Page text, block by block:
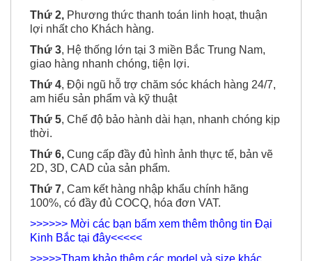
Thứ 2, Phương thức thanh toán linh hoạt, thuận
lợi nhất cho Khách hàng.
Thứ 3, Hệ thống lớn tại 3 miền Bắc Trung Nam,
giao hàng nhanh chóng, tiện lợi.
Thứ 4, Đội ngũ hỗ trợ chăm sóc khách hàng 24/7,
am hiểu sản phẩm và kỹ thuật
Thứ 5, Chế độ bảo hành dài hạn, nhanh chóng kịp
thời.
Thứ 6, Cung cấp đầy đủ hình ảnh thực tế, bản vẽ
2D, 3D, CAD của sản phẩm.
Thứ 7, Cam kết hàng nhập khẩu chính hãng
100%, có đầy đủ COCQ, hóa đơn VAT.
>>>>>> Mời các bạn bấm xem thêm thông tin Đại
Kinh Bắc tại đây<<<<<